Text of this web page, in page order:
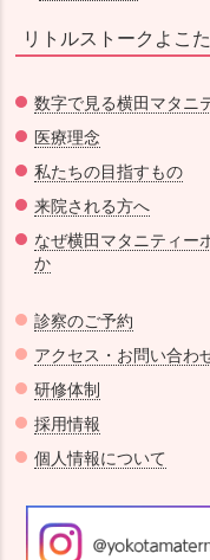
リトルストークよこた
数字で見る横田マタニ
医療理念
私たちの目指すもの
来院される方へ
なぜ横田マタニティー
か
診察のご予約
アクセス・お問い合わ
研修体制
採用情報
個人情報について